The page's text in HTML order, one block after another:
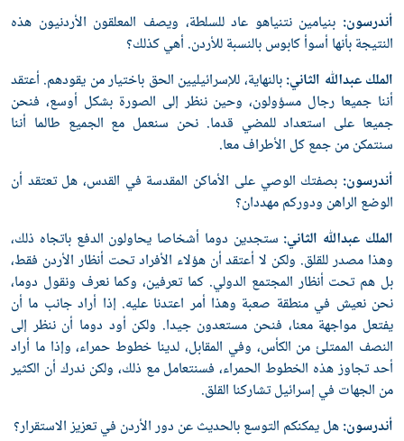
أندرسون: بنيامين نتنياهو عاد للسلطة، ويصف المعلقون الأردنيون هذه
النتيجة بأنها أسوأ كابوس بالنسبة للأردن. أهي كذلك؟
الملك عبدﷲ الثاني:بالنهاية، للإسرائيليين الحق باختيار من يقودهم. أعتقد
أننا جميعا رجال مسؤولون، وحين ننظر إلى الصورة بشكل أوسع، فنحن
جميعا على استعداد للمضي قدما. نحن سنعمل مع الجميع طالما أننا
سنتمكن من جمع كل الأطراف معا.
أندرسون: بصفتك الوصي على الأماكن المقدسة في القدس، هل تعتقد أن
الوضع الراهن ودوركم مهددان؟
الملك عبدﷲ الثاني: ستجدين دوما أشخاصا يحاولون الدفع باتجاه ذلك،
وهذا مصدر للقلق. ولكن لا أعتقد أن هؤلاء الأفراد تحت أنظار الأردن فقط،
بل هم تحت أنظار المجتمع الدولي. كما تعرفين، وكما نعرف ونقول دوما،
نحن نعيش في منطقة صعبة وهذا أمر اعتدنا عليه. إذا أراد جانب ما أن
يفتعل مواجهة معنا، فنحن مستعدون جيدا. ولكن أود دوما أن ننظر إلى
النصف الممتلئ من الكأس، وفي المقابل، لدينا خطوط حمراء، وإذا ما أراد
أحد تجاوز هذه الخطوط الحمراء، فسنتعامل مع ذلك، ولكن ندرك أن الكثير
من الجهات في إسرائيل تشاركنا القلق.
أندرسون:هل يمكنكم التوسع بالحديث عن دور الأردن في تعزيز الاستقرار؟